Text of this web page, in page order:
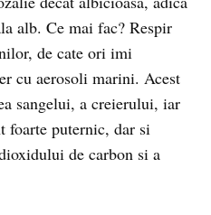
alb. Ce mai fac? Respir
de cate ori imi
cu aerosoli marini. Acest
sangelui, a creierului, iar
foarte puternic, dar si
de carbon si a